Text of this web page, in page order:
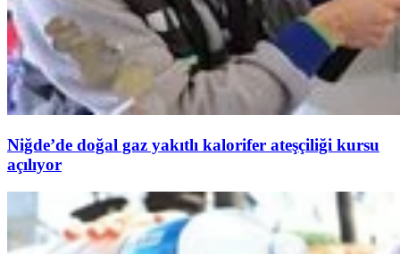
Niğde’de doğal gaz yakıtlı kalorifer ateşçiliği kursu
açılıyor